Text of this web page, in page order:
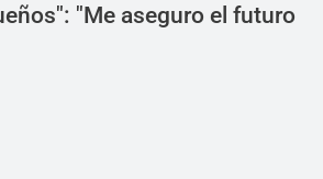
"Me aseguro el futuro